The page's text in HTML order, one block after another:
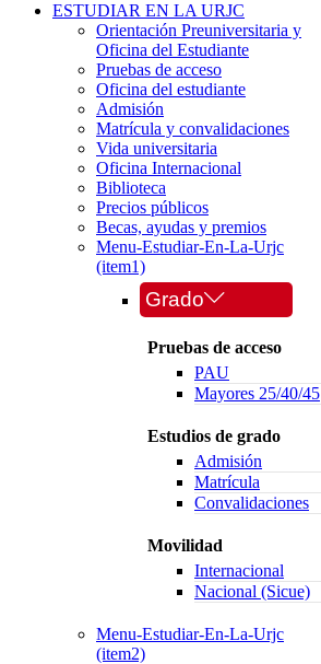
ESTUDIAR EN LA URJC
Orientación Preuniversitaria y
Oficina del Estudiante
Pruebas de acceso
Oficina del estudiante
Admisión
Matrícula y convalidaciones
Vida universitaria
Oficina Internacional
Biblioteca
Precios públicos
Becas, ayudas y premios
Menu-Estudiar-En-La-Urjc
(item1)
Grado
Pruebas de acceso
PAU
Mayores 25/40/45
Estudios de grado
Admisión
Matrícula
Convalidaciones
Movilidad
Internacional
Nacional (Sicue)
Menu-Estudiar-En-La-Urjc
(item2)